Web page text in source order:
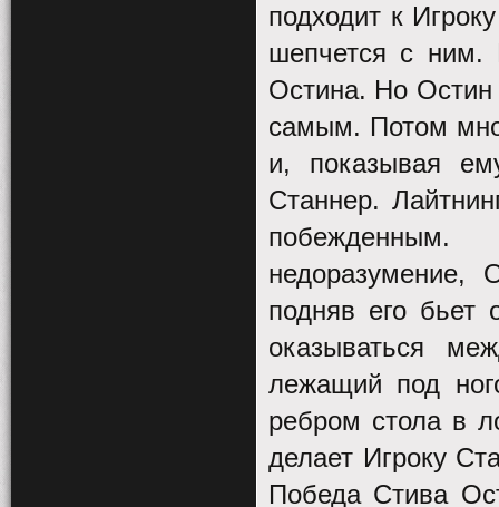
подходит к
шепчется с ним.
Остина. Но Остин
самым. Потом
и, показывая
Станнер.
недоразумение,
подняв его бьет
оказываться
лежащий под
ребром стола в
делает Игроку
Победа Стива